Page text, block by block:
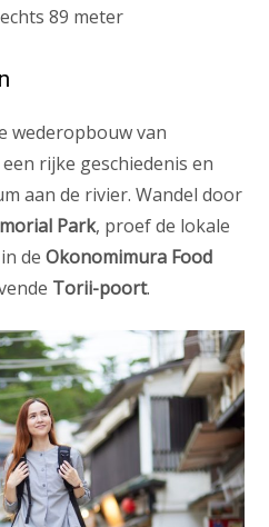
89 meter
wederopbouw van
rijke geschiedenis en
aan de rivier. Wandel door
Park, proef de lokale
deOkonomimura Food
Torii-poort.